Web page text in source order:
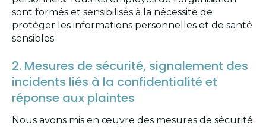
sont formés et sensibilisés à la nécessité de
protéger les informations personnelles et de santé
sensibles.
2. Mesures de sécurité, signalement des
incidents liés à la confidentialité et
réponse aux plaintes
Nous avons mis en œuvre des mesures de sécurité